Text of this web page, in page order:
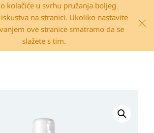
kolačiće u svrhu pružanja boljeg
na stranici. Ukoliko nastavite
ove stranice smatramo da se
slažete s tim.